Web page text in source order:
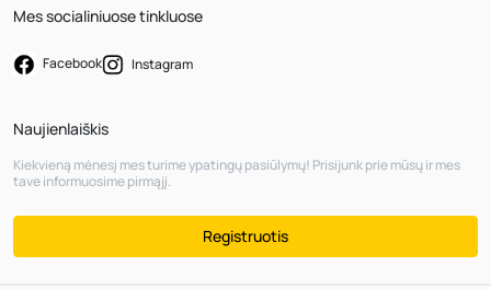
Mes socialiniuose tinkluose
Facebook Instagram
Naujienlaiškis
Kiekvieną mėnesį mes turime ypatingų pasiūlymų! Prisijunk prie mūsų ir mes
tave informuosime pirmąjį.
Registruotis